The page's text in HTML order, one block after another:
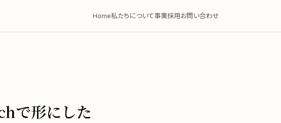
Home私たちについて事業採用お問い合わせ
で形にした